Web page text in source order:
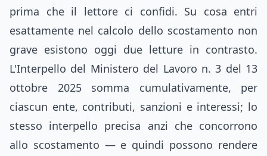
prima che il lettore ci confidi. Su cosa entri
esattamente nel calcolo dello scostamento non
grave esistono oggi due letture in contrasto.
L'Interpello del Ministero del Lavoro n. 3 del 13
ottobre 2025 somma cumulativamente, per
ciascun ente, contributi, sanzioni e interessi; lo
stesso interpello precisa anzi che concorrono
allo scostamento — e quindi possono rendere